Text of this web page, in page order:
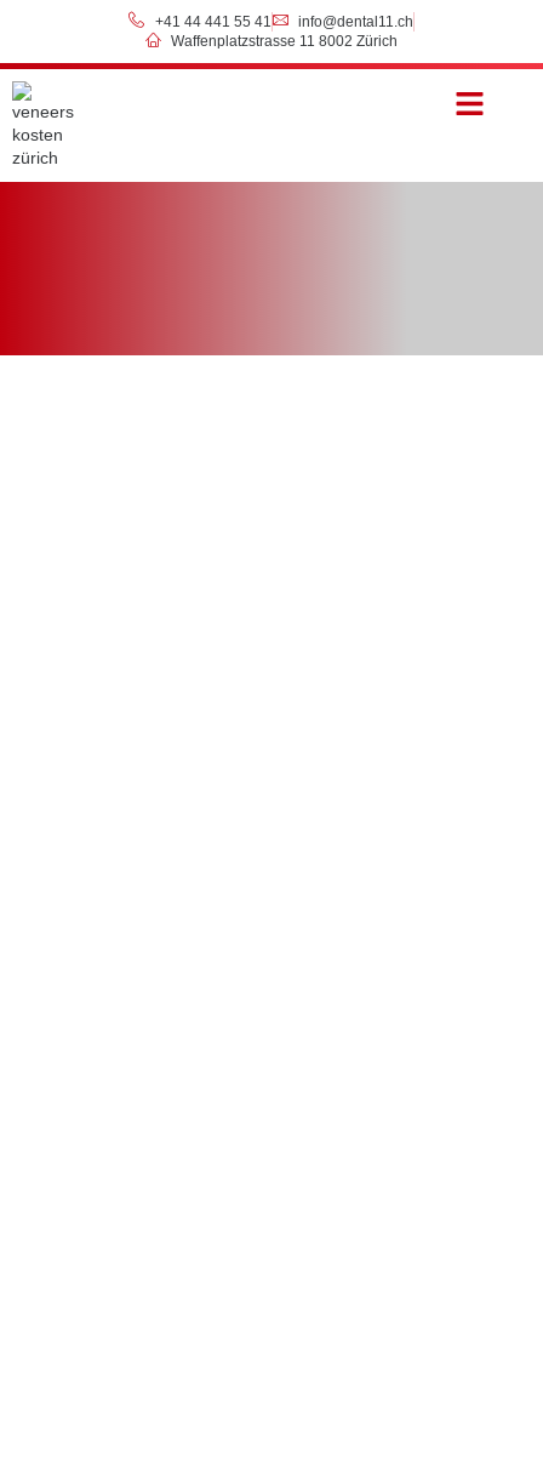
+41 44 441 55 41
info@dental11.ch
Waffenplatzstrasse 11 8002 Zürich